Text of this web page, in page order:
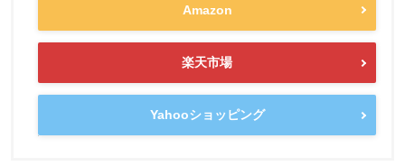
Amazon
楽天市場
Yahooショッピング